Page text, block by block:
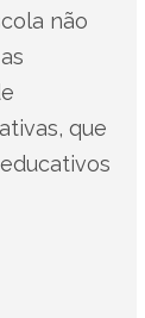
não
que